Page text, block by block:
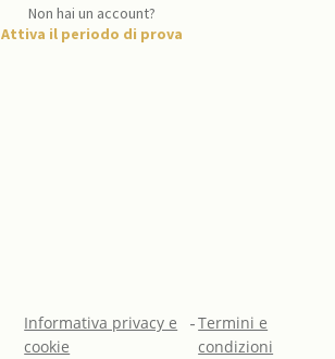
Non hai un account?
Attiva il periodo di prova
Informativa privacy e
cookie
-Termini e
condizioni